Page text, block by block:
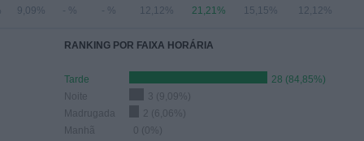
9,09% - % - % 12,12% 21,21% 15,15% 12,12%
RANKING POR FAIXA HORÁRIA
Tarde
28 (84,85%)
Noite
3 (9,09%)
Madrugada
2 (6,06%)
Manhã
0 (0%)